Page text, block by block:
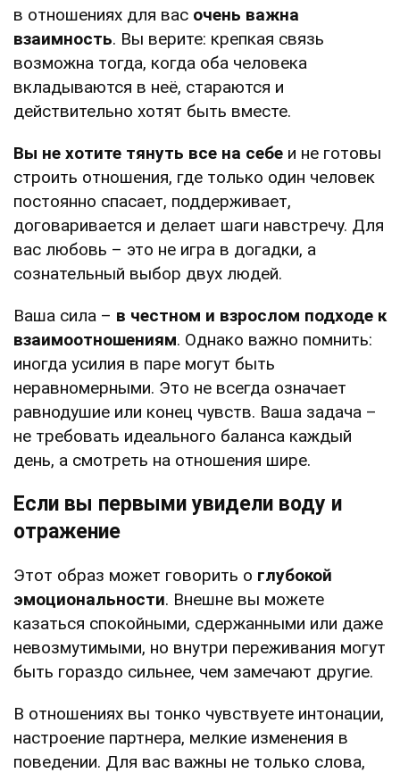
в отношениях для вас очень важна
взаимность. Вы верите: крепкая связь
возможна тогда, когда оба человека
вкладываются в неё, стараются и
действительно хотят быть вместе.
Вы не хотите тянуть все на себе и не готовы
строить отношения, где только один человек
постоянно спасает, поддерживает,
договаривается и делает шаги навстречу. Для
вас любовь – это не игра в догадки, а
сознательный выбор двух людей.
Ваша сила – в честном и взрослом подходе к
взаимоотношениям. Однако важно помнить:
иногда усилия в паре могут быть
неравномерными. Это не всегда означает
равнодушие или конец чувств. Ваша задача –
не требовать идеального баланса каждый
день, а смотреть на отношения шире.
Если вы первыми увидели воду и
отражение
Этот образ может говорить о глубокой
эмоциональности. Внешне вы можете
казаться спокойными, сдержанными или даже
невозмутимыми, но внутри переживания могут
быть гораздо сильнее, чем замечают другие.
В отношениях вы тонко чувствуете интонации,
настроение партнера, мелкие изменения в
поведении. Для вас важны не только слова,